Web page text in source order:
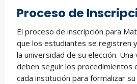
Proceso de
El proceso de inscripción para
que los estudiantes se registren
la universidad de su elección.
deben seguir los procedimientos
cada institución para formalizar